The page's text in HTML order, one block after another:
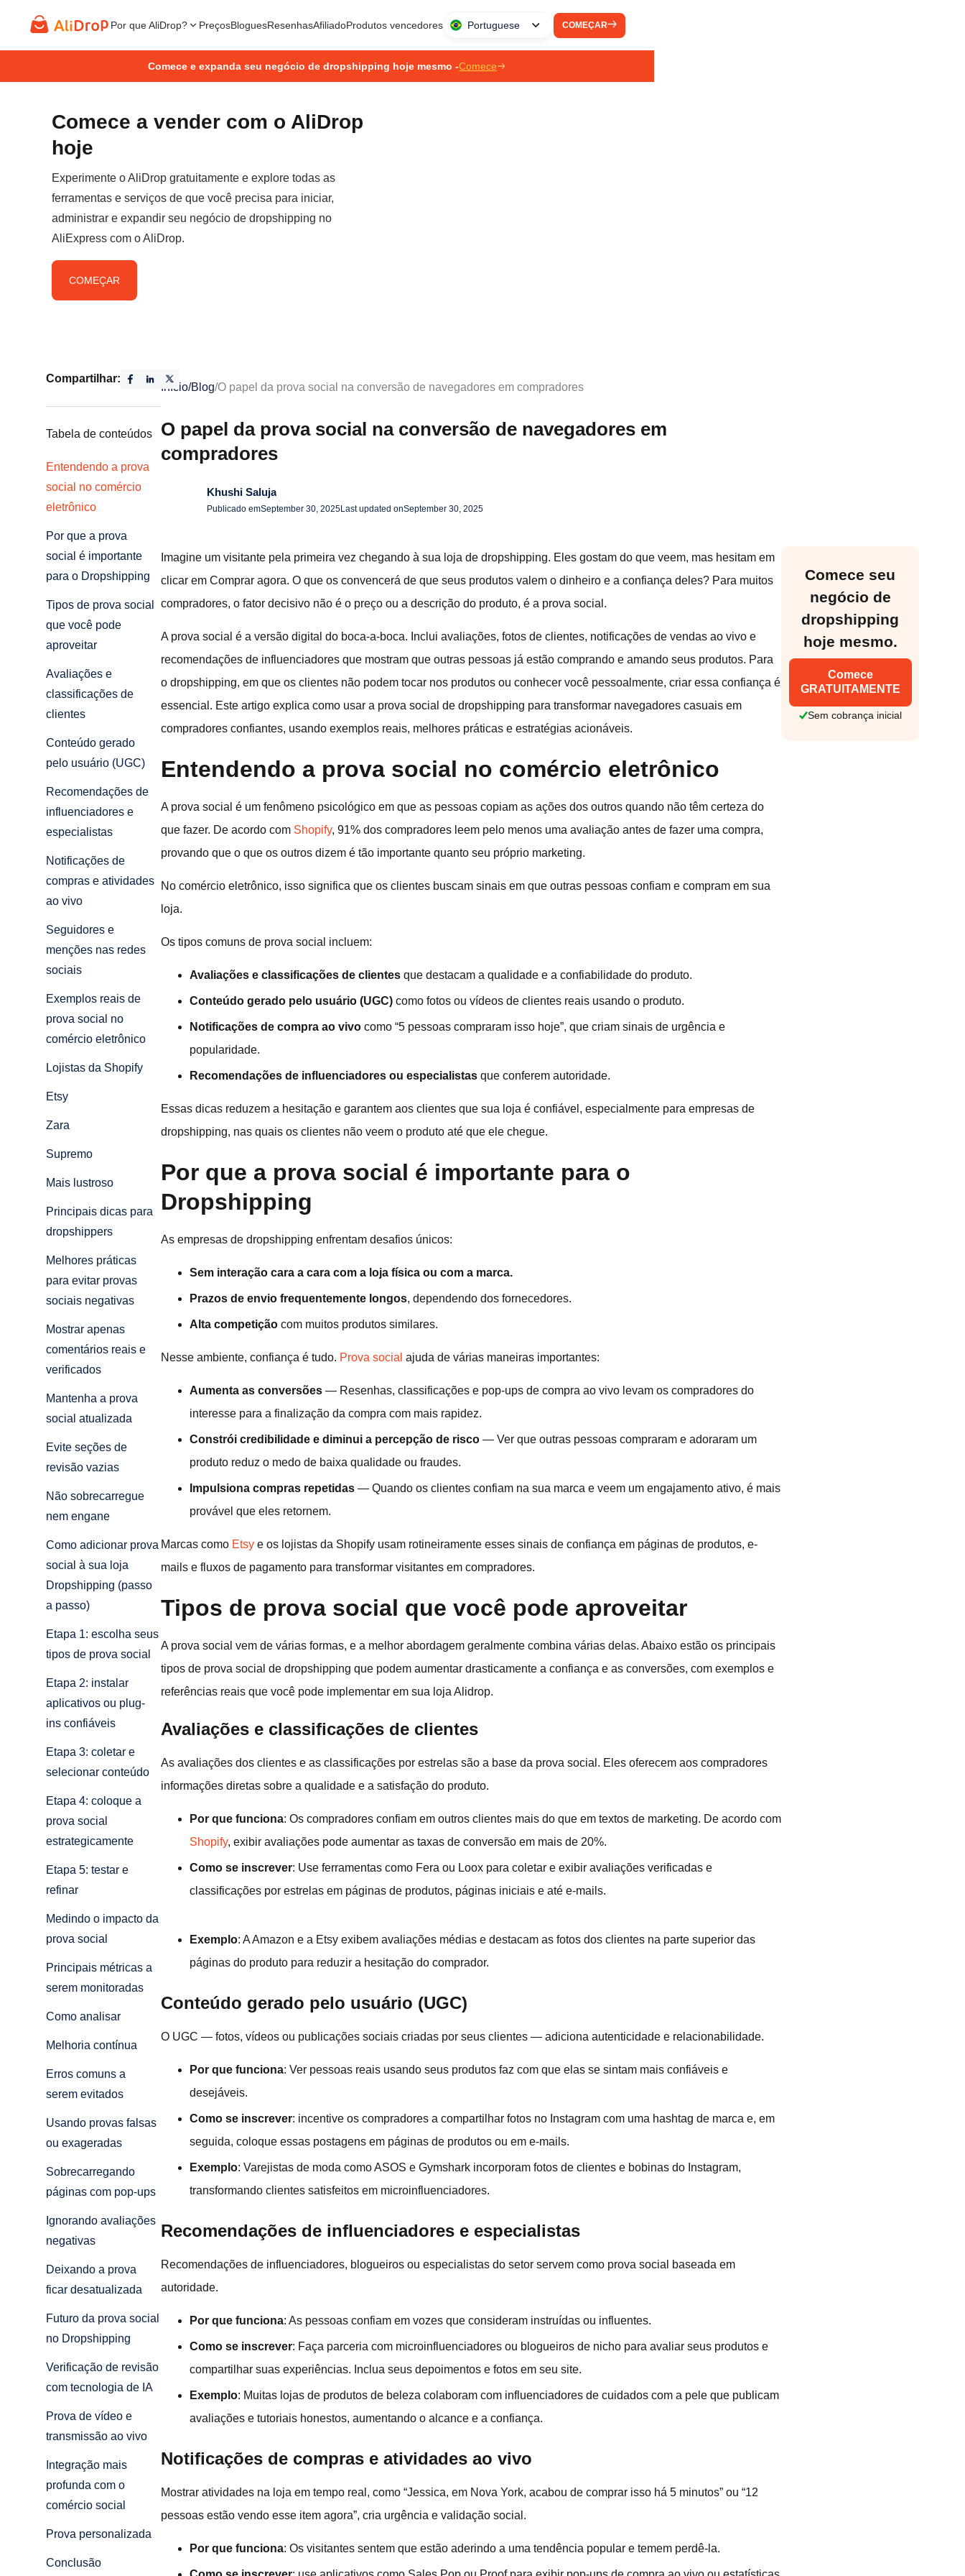
Por que AliDrop? PreçosBloguesResenhasAfiliadoProdutos vencedores Portuguese COMEÇAR
Comece e expanda seu negócio de dropshipping hoje mesmo -Comece
Comece a vender com o AliDrop
hoje
Experimente o AliDrop gratuitamente e explore todas as
ferramentas e serviços de que você precisa para iniciar,
administrar e expandir seu negócio de dropshipping no
AliExpress com o AliDrop.
COMEÇAR
Compartilhar:
Tabela de conteúdos
Entendendo a prova
social no comércio
eletrônico
Por que a prova
social é importante
para o Dropshipping
Tipos de prova social
que você pode
aproveitar
Avaliações e
classificações de
clientes
Conteúdo gerado
pelo usuário (UGC)
Recomendações de
influenciadores e
especialistas
Notificações de
compras e atividades
ao vivo
Seguidores e
menções nas redes
sociais
Exemplos reais de
prova social no
comércio eletrônico
Lojistas da Shopify
Etsy
Zara
Supremo
Mais lustroso
Principais dicas para
dropshippers
Melhores práticas
para evitar provas
sociais negativas
Mostrar apenas
comentários reais e
verificados
Mantenha a prova
social atualizada
Evite seções de
revisão vazias
Não sobrecarregue
nem engane
Como adicionar prova
social à sua loja
Dropshipping (passo
a passo)
Etapa 1: escolha seus
tipos de prova social
Etapa 2: instalar
aplicativos ou plug-
ins confiáveis
Etapa 3: coletar e
selecionar conteúdo
Etapa 4: coloque a
prova social
estrategicamente
Etapa 5: testar e
refinar
Medindo o impacto da
prova social
Principais métricas a
serem monitoradas
Como analisar
Melhoria contínua
Erros comuns a
serem evitados
Usando provas falsas
ou exageradas
Sobrecarregando
páginas com pop-ups
Ignorando avaliações
negativas
Deixando a prova
ficar desatualizada
Futuro da prova social
no Dropshipping
Verificação de revisão
com tecnologia de IA
Prova de vídeo e
transmissão ao vivo
Integração mais
profunda com o
comércio social
Prova personalizada
Conclusão
Início/Blog/O papel da prova social na conversão de navegadores em compradores
O papel da prova social na conversão de navegadores em
compradores
Khushi Saluja
Publicado emSeptember 30, 2025Last updated onSeptember 30, 2025
Imagine um visitante pela primeira vez chegando à sua loja de dropshipping. Eles gostam do que veem, mas hesitam em
clicar em Comprar agora. O que os convencerá de que seus produtos valem o dinheiro e a confiança deles? Para muitos
compradores, o fator decisivo não é o preço ou a descrição do produto, é a prova social.
A prova social é a versão digital do boca-a-boca. Inclui avaliações, fotos de clientes, notificações de vendas ao vivo e
recomendações de influenciadores que mostram que outras pessoas já estão comprando e amando seus produtos. Para
o dropshipping, em que os clientes não podem tocar nos produtos ou conhecer você pessoalmente, criar essa confiança é
essencial. Este artigo explica como usar a prova social de dropshipping para transformar navegadores casuais em
compradores confiantes, usando exemplos reais, melhores práticas e estratégias acionáveis.
Entendendo a prova social no comércio eletrônico
A prova social é um fenômeno psicológico em que as pessoas copiam as ações dos outros quando não têm certeza do
que fazer. De acordo com Shopify, 91% dos compradores leem pelo menos uma avaliação antes de fazer uma compra,
provando que o que os outros dizem é tão importante quanto seu próprio marketing.
No comércio eletrônico, isso significa que os clientes buscam sinais em que outras pessoas confiam e compram em sua
loja.
Os tipos comuns de prova social incluem:
Avaliações e classificações de clientes que destacam a qualidade e a confiabilidade do produto.
Conteúdo gerado pelo usuário (UGC) como fotos ou vídeos de clientes reais usando o produto.
Notificações de compra ao vivo como “5 pessoas compraram isso hoje”, que criam sinais de urgência e
popularidade.
Recomendações de influenciadores ou especialistas que conferem autoridade.
Essas dicas reduzem a hesitação e garantem aos clientes que sua loja é confiável, especialmente para empresas de
dropshipping, nas quais os clientes não veem o produto até que ele chegue.
Por que a prova social é importante para o
Dropshipping
As empresas de dropshipping enfrentam desafios únicos:
Sem interação cara a cara com a loja física ou com a marca.
Prazos de envio frequentemente longos, dependendo dos fornecedores.
Alta competição com muitos produtos similares.
Nesse ambiente, confiança é tudo. Prova social ajuda de várias maneiras importantes:
Aumenta as conversões — Resenhas, classificações e pop-ups de compra ao vivo levam os compradores do
interesse para a finalização da compra com mais rapidez.
Constrói credibilidade e diminui a percepção de risco — Ver que outras pessoas compraram e adoraram um
produto reduz o medo de baixa qualidade ou fraudes.
Impulsiona compras repetidas — Quando os clientes confiam na sua marca e veem um engajamento ativo, é mais
provável que eles retornem.
Marcas como Etsy e os lojistas da Shopify usam rotineiramente esses sinais de confiança em páginas de produtos, e-
mails e fluxos de pagamento para transformar visitantes em compradores.
Tipos de prova social que você pode aproveitar
A prova social vem de várias formas, e a melhor abordagem geralmente combina várias delas. Abaixo estão os principais
tipos de prova social de dropshipping que podem aumentar drasticamente a confiança e as conversões, com exemplos e
referências reais que você pode implementar em sua loja Alidrop.
Avaliações e classificações de clientes
As avaliações dos clientes e as classificações por estrelas são a base da prova social. Eles oferecem aos compradores
informações diretas sobre a qualidade e a satisfação do produto.
Por que funciona: Os compradores confiam em outros clientes mais do que em textos de marketing. De acordo com
Shopify, exibir avaliações pode aumentar as taxas de conversão em mais de 20%.
Como se inscrever: Use ferramentas como Fera ou Loox para coletar e exibir avaliações verificadas e
classificações por estrelas em páginas de produtos, páginas iniciais e até e-mails.
Exemplo: A Amazon e a Etsy exibem avaliações médias e destacam as fotos dos clientes na parte superior das
páginas do produto para reduzir a hesitação do comprador.
Conteúdo gerado pelo usuário (UGC)
O UGC — fotos, vídeos ou publicações sociais criadas por seus clientes — adiciona autenticidade e relacionabilidade.
Por que funciona: Ver pessoas reais usando seus produtos faz com que elas se sintam mais confiáveis e
desejáveis.
Como se inscrever: incentive os compradores a compartilhar fotos no Instagram com uma hashtag de marca e, em
seguida, coloque essas postagens em páginas de produtos ou em e-mails.
Exemplo: Varejistas de moda como ASOS e Gymshark incorporam fotos de clientes e bobinas do Instagram,
transformando clientes satisfeitos em microinfluenciadores.
Recomendações de influenciadores e especialistas
Recomendações de influenciadores, blogueiros ou especialistas do setor servem como prova social baseada em
autoridade.
Por que funciona: As pessoas confiam em vozes que consideram instruídas ou influentes.
Como se inscrever: Faça parceria com microinfluenciadores ou blogueiros de nicho para avaliar seus produtos e
compartilhar suas experiências. Inclua seus depoimentos e fotos em seu site.
Exemplo: Muitas lojas de produtos de beleza colaboram com influenciadores de cuidados com a pele que publicam
avaliações e tutoriais honestos, aumentando o alcance e a confiança.
Notificações de compras e atividades ao vivo
Mostrar atividades na loja em tempo real, como “Jessica, em Nova York, acabou de comprar isso há 5 minutos” ou “12
pessoas estão vendo esse item agora”, cria urgência e validação social.
Por que funciona: Os visitantes sentem que estão aderindo a uma tendência popular e temem perdê-la.
Comece seu
negócio de
dropshipping
hoje mesmo.
Comece
GRATUITAMENTE
Sem cobrança inicial